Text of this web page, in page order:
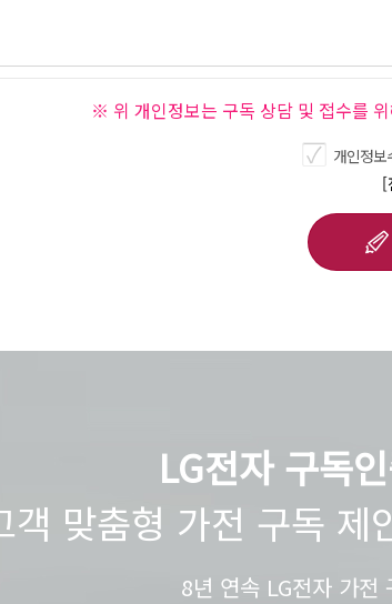
※ 위 개인정보는 구독 상담 및 접수를
개인정보
[
LG전자 구독
객 맞춤형 가전 구독 제
8년 연속 LG전자 가전